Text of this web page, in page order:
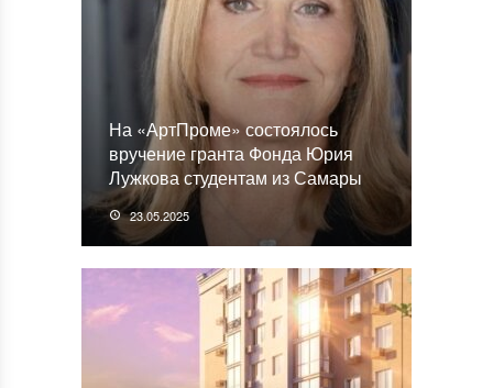
На «АртПроме» состоялось
вручение гранта Фонда Юрия
Лужкова студентам из Самары
23.05.2025